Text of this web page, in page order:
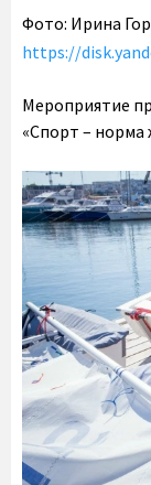
Фото: Ирина
https://
Мероприятие
«Спорт – норма